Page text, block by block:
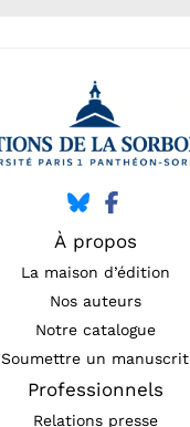
À propos
La maison d’édition
Nos auteurs
Notre catalogue
Soumettre un manuscrit
Professionnels
Relations presse